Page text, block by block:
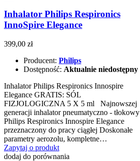
Inhalator Philips Respironics
InnoSpire Elegance
399,00 zł
Producent: Philips
Dostępność: Aktualnie niedostępny
Inhalator Philips Respironics Innospire
Elegance GRATIS: SÓL
FIZJOLOGICZNA 5 X 5 ml Najnowszej
generacji inhalator pneumatyczno - tłokowy
Philips Respironics Innospire Elegance
przeznaczony do pracy ciągłej Doskonałe
parametry aerozolu, kompletne…
Zapytaj o produkt
dodaj do porównania